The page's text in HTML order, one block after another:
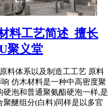
料工艺简述_擅长
聚义堂
料体系以及制造工工艺 原料
仿木材料是一种中高密度聚
泡和普通聚氨酯硬泡一样,是
醚组分(白料)同样是以多官